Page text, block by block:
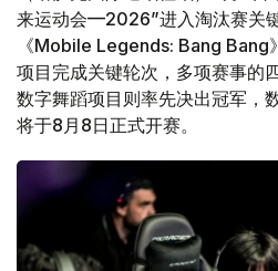
来运动会—2026”进入淘汰赛关
《Mobile Legends: Bang Bang
项目完成关键轮次，多项赛事的
数字舞蹈项目则率先决出冠军，
将于8月8日正式开赛。